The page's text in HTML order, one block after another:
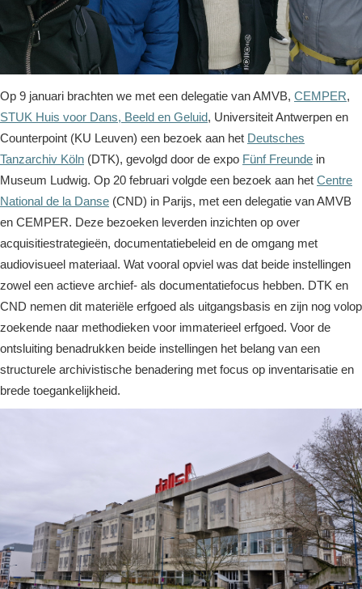
Op 9 januari brachten we met een delegatie van AMVB, CEMPER,
STUK Huis voor Dans, Beeld en Geluid, Universiteit Antwerpen en
Counterpoint (KU Leuven) een bezoek aan het Deutsches
Tanzarchiv Köln (DTK), gevolgd door de expo Fünf Freunde in
Museum Ludwig. Op 20 februari volgde een bezoek aan het Centre
National de la Danse (CND) in Parijs, met een delegatie van AMVB
en CEMPER. Deze bezoeken leverden inzichten op over
acquisitiestrategieën, documentatiebeleid en de omgang met
audiovisueel materiaal. Wat vooral opviel was dat beide instellingen
zowel een actieve archief- als documentatiefocus hebben. DTK en
CND nemen dit materiële erfgoed als uitgangsbasis en zijn nog volop
zoekende naar methodieken voor immaterieel erfgoed. Voor de
ontsluiting benadrukken beide instellingen het belang van een
structurele archivistische benadering met focus op inventarisatie en
brede toegankelijkheid.